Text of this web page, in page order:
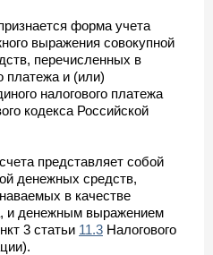
форма учета
выражения совокупной
перечисленных в
платежа и (или)
налогового платежа
кодекса Российской
представляет собой
денежных средств,
в качестве
и денежным выражением
3 статьи 11.3 Налогового